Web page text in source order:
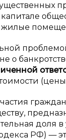
жилые
о
доля
кодекса РФ)